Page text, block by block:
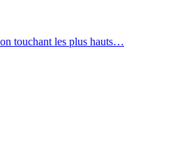
touchant les plus hauts…